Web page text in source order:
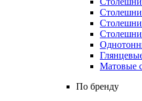
Матовые
По бренду